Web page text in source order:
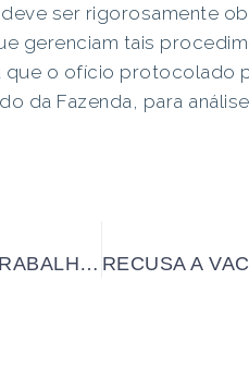
ser rigorosamente
gerenciam tais
o ofício protocolado
da Fazenda, para
CONVENÇÃO COLETIVA DO TRABALHO DO FUMO